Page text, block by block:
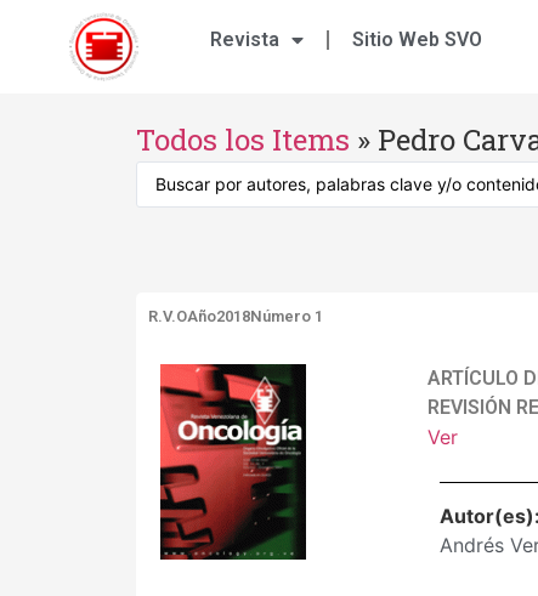
Revista Sitio Web SVO
Todos los Items » Pedro
R.V.OAño2018Número 1
ARTÍCULO
REVISIÓN
Ver
Autor(es):
Andrés